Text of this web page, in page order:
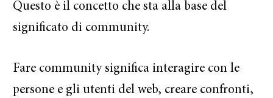
Questo è il concetto che sta alla base del
significato di community.
Fare community significa interagire con le
persone e gli utenti del web, creare confronti,